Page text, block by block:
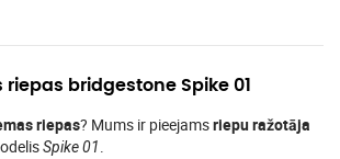
riepas bridgestone Spike 01
riepas? Mums ir pieejamsriepu ražotāja
Spike 01.